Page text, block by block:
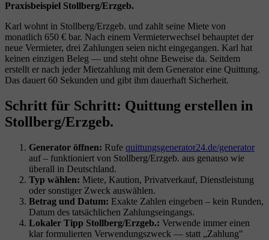
Praxisbeispiel Stollberg/Erzgeb.
Karl wohnt in Stollberg/Erzgeb. und zahlt seine Miete von
monatlich 650 € bar. Nach einem Vermieterwechsel behauptet der
neue Vermieter, drei Zahlungen seien nicht eingegangen. Karl hat
keinen einzigen Beleg — und steht ohne Beweise da. Seitdem
erstellt er nach jeder Mietzahlung mit dem Generator eine Quittung.
Das dauert 60 Sekunden und gibt ihm dauerhaft Sicherheit.
Schritt für Schritt: Quittung erstellen in
Stollberg/Erzgeb.
Generator öffnen: Rufe quittungsgenerator24.de/generator
auf – funktioniert von Stollberg/Erzgeb. aus genauso wie
überall in Deutschland.
Typ wählen: Miete, Kaution, Privatverkauf, Dienstleistung
oder sonstiger Zweck auswählen.
Betrag und Datum: Exakte Zahlen eingeben – kein Runden,
Datum des tatsächlichen Zahlungseingangs.
Lokaler Tipp Stollberg/Erzgeb.: Verwende immer einen
klar formulierten Verwendungszweck — statt „Zahlung"